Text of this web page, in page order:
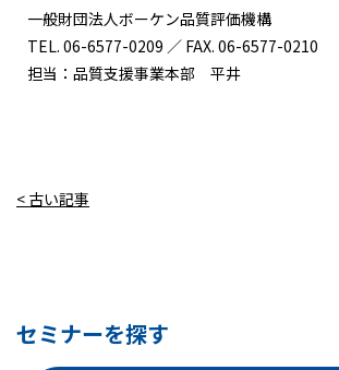
セミナーを探す
一般財団法人ボーケン品質評価機構
TEL. 06-6577-0209 ／ FAX. 06-6577-0210
担当：品質支援事業本部 平井
< 古い記事